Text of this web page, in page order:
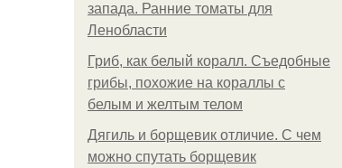
запада. Ранние томаты для
Ленобласти
Гриб, как белый коралл. Съедобные
грибы, похожие на кораллы с
белым и желтым телом
Дягиль и борщевик отличие. С чем
можно спутать борщевик